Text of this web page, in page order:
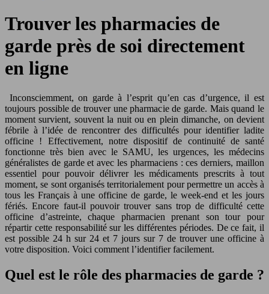
Trouver les pharmacies de
garde près de soi directement
en ligne
Inconsciemment, on garde à l’esprit qu’en cas d’urgence, il est
toujours possible de trouver une pharmacie de garde. Mais quand le
moment survient, souvent la nuit ou en plein dimanche, on devient
fébrile à l’idée de rencontrer des difficultés pour identifier ladite
officine ! Effectivement, notre dispositif de continuité de santé
fonctionne très bien avec le SAMU, les urgences, les médecins
généralistes de garde et avec les pharmaciens : ces derniers, maillon
essentiel pour pouvoir délivrer les médicaments prescrits à tout
moment, se sont organisés territorialement pour permettre un accès à
tous les Français à une officine de garde, le week-end et les jours
fériés. Encore faut-il pouvoir trouver sans trop de difficulté cette
officine d’astreinte, chaque pharmacien prenant son tour pour
répartir cette responsabilité sur les différentes périodes. De ce fait, il
est possible 24 h sur 24 et 7 jours sur 7 de trouver une officine à
votre disposition. Voici comment l’identifier facilement.
Quel est le rôle des pharmacies de garde ?